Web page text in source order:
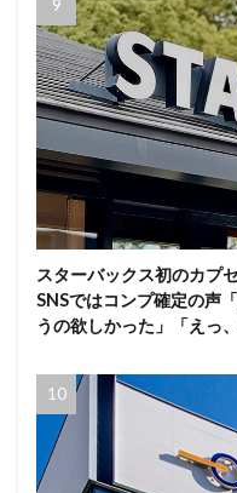
スターバックス初のカプ
SNSではコンプ確定の声
うの欲しかった」「えっ